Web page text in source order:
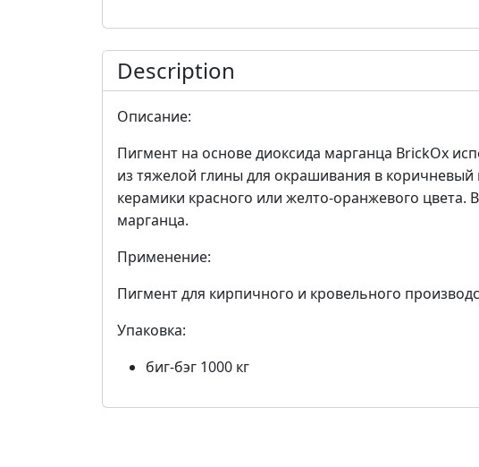
Description
Описание:
Пигмент на основе диоксида марганца BrickOx
из тяжелой глины для окрашивания в
керамики красного или желто-оранжевого цвета.
марганца.
Применение:
Пигмент для кирпичного и кровельного
Упаковка:
биг-бэг 1000 кг